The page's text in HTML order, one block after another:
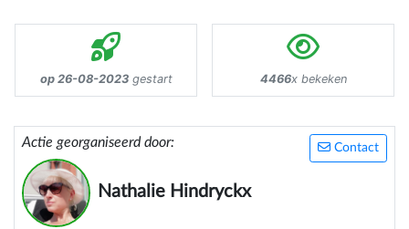
op 26-08-2023gestart 4466x bekeken
Contact
Actie georganiseerd door:
Nathalie Hindryckx